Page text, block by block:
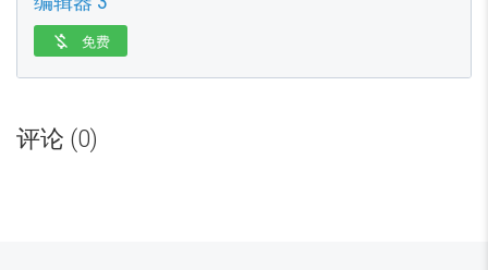
 免费
前
评论 (0)